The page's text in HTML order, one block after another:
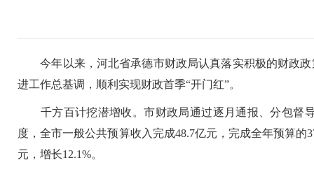
今年以来，河北省承德市财政局认真落实积极的财政政
进工作总基调，顺利实现财政首季“开门红”。
千方百计挖潜增收。市财政局通过逐月通报、分包督
度，全市一般公共预算收入完成48.7亿元，完成全年预算的
元，增长12.1%。